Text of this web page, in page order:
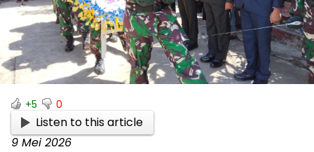
+5 0
Listen to this article
9 Mei 2026